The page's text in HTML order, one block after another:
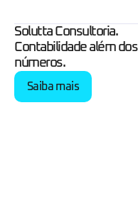
Solutta Consultoria.
Contabilidade além dos
números.
Saiba mais